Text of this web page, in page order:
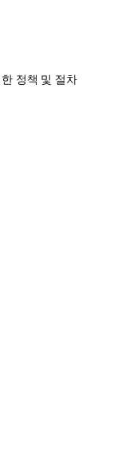
정책 및 절차